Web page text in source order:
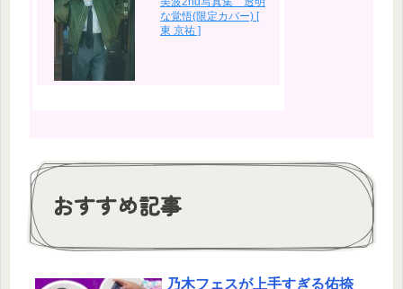
な覚悟(限定カバー) [
東 京祐 ]
おすすめ記事
乃木フェスが上手すぎる佑捺